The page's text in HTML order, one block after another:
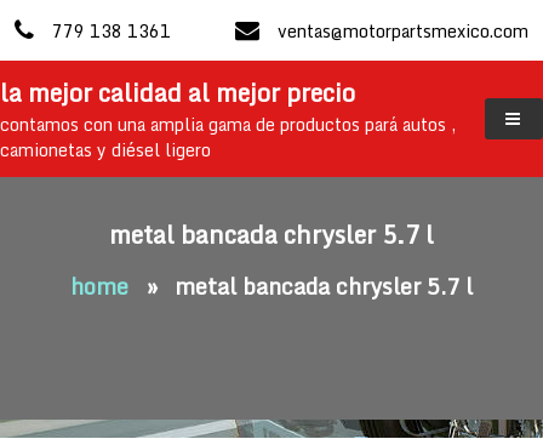
to
content
779 138 1361 ventas@motorpartsmexico.com
la mejor calidad al mejor precio
contamos con una amplia gama de productos pará autos ,
camionetas y diésel ligero
metal bancada chrysler 5.7 l
home » metal bancada chrysler 5.7 l